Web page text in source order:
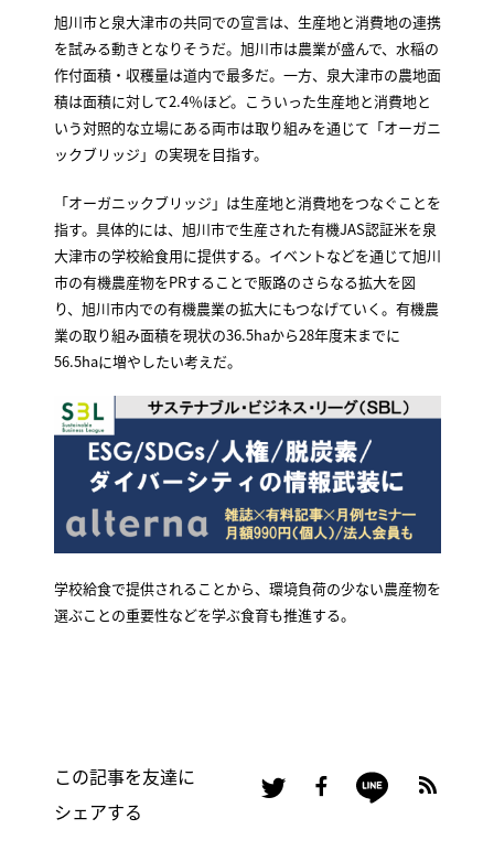
旭川市と泉大津市の共同での宣言は、生産地と消費地の連携
を試みる動きとなりそうだ。旭川市は農業が盛んで、水稲の
作付面積・収穫量は道内で最多だ。一方、泉大津市の農地面
積は面積に対して2.4％ほど。こういった生産地と消費地と
いう対照的な立場にある両市は取り組みを通じて「オーガニ
ックブリッジ」の実現を目指す。
「オーガニックブリッジ」は生産地と消費地をつなぐことを
指す。具体的には、旭川市で生産された有機JAS認証米を泉
大津市の学校給食用に提供する。イベントなどを通じて旭川
市の有機農産物をPRすることで販路のさらなる拡大を図
り、旭川市内での有機農業の拡大にもつなげていく。有機農
業の取り組み面積を現状の36.5haから28年度末までに
56.5haに増やしたい考えだ。
学校給食で提供されることから、環境負荷の少ない農産物を
選ぶことの重要性などを学ぶ食育も推進する。
この記事を友達に
シェアする